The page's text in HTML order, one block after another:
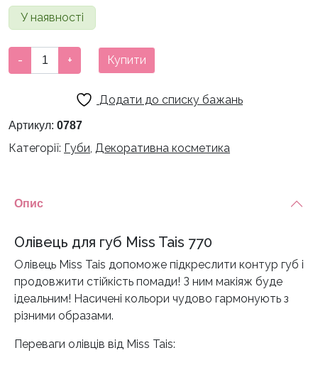
У наявності
Олівець
для
Tais
кількість
- + Купити
Додати до списку бажань
Артикул: 0787
Категорії: Губи, Декоративна косметика
Опис
Олівець для губ Miss Tais 770
Олівець Miss Tais допоможе підкреслити контур губ і
продовжити стійкість помади! З ним макіяж буде
ідеальним! Насичені кольори чудово гармонують з
різними образами.
Переваги олівців від Miss Tais: